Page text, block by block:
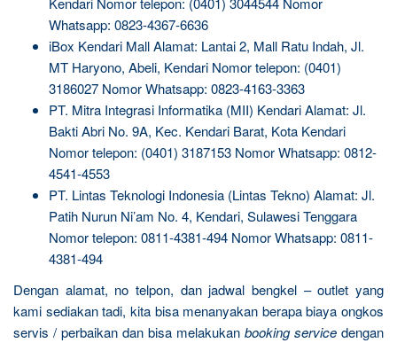
Whatsapp: 0823-4367-6636
iBox Kendari Mall Alamat: Lantai 2, Mall Ratu Indah, Jl.
MT Haryono, Abeli, Kendari Nomor telepon: (0401)
3186027 Nomor Whatsapp: 0823-4163-3363
PT. Mitra Integrasi Informatika (MII) Kendari Alamat: Jl.
Bakti Abri No. 9A, Kec. Kendari Barat, Kota Kendari
Nomor telepon: (0401) 3187153 Nomor Whatsapp: 0812-
4541-4553
PT. Lintas Teknologi Indonesia (Lintas Tekno) Alamat: Jl.
Patih Nurun Ni’am No. 4, Kendari, Sulawesi Tenggara
Nomor telepon: 0811-4381-494 Nomor Whatsapp: 0811-
4381-494
Dengan alamat, no telpon, dan jadwal bengkel – outlet yang
kami sediakan tadi, kita bisa menanyakan berapa biaya ongkos
servis / perbaikan dan bisa melakukan booking service dengan